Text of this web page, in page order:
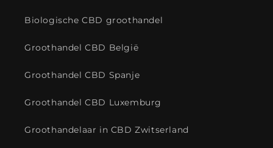
Biologische CBD groothandel
Groothandel CBD België
Groothandel CBD Spanje
Groothandel CBD Luxemburg
Groothandelaar in CBD Zwitserland